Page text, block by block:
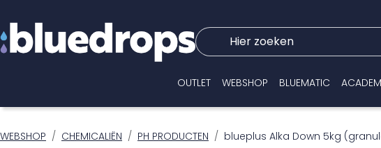
Hier zoeken
OUTLET WEBSHOP BLUEMATIC
WEBSHOP CHEMICALIËN PH PRODUCTEN blueplus Alka Down 5kg